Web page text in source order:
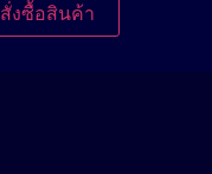
สั่งซื้อสินค้า